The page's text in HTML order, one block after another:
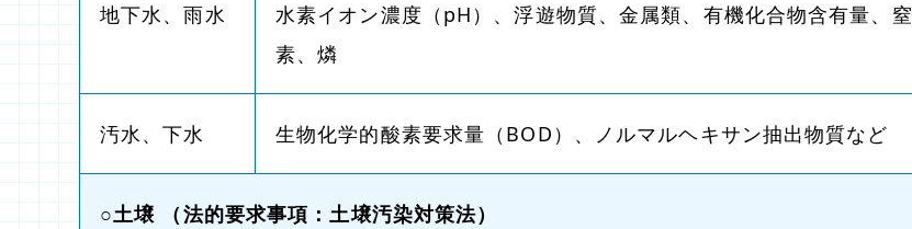
地下水、雨水
水素イオン濃度（pH）、浮遊物質、金属類、有機化合物含有量、窒
素、燐
汚水、下水 生物化学的酸素要求量（BOD）、ノルマルヘキサン抽出物質など
○土壌 （法的要求事項：土壌汚染対策法）